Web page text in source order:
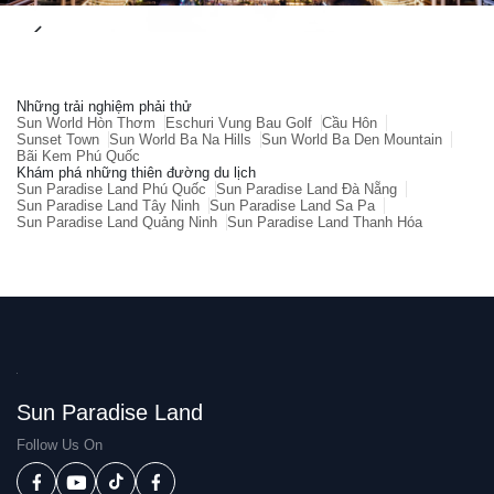
Những trải nghiệm phải thử
Sun World Hòn Thơm
Eschuri Vung Bau Golf Cầu Hôn
Sunset Town Sun World Ba Na Hills
Sun World Ba Den Mountain
Bãi Kem Phú Quốc
Khám phá những thiên đường du lịch
Sun Paradise Land Phú Quốc
Sun Paradise Land Đà Nẵng
Sun Paradise Land Tây Ninh Sun Paradise Land Sa Pa
Sun Paradise Land Quảng Ninh Sun Paradise Land Thanh Hóa
Sun Paradise Land
Follow Us On